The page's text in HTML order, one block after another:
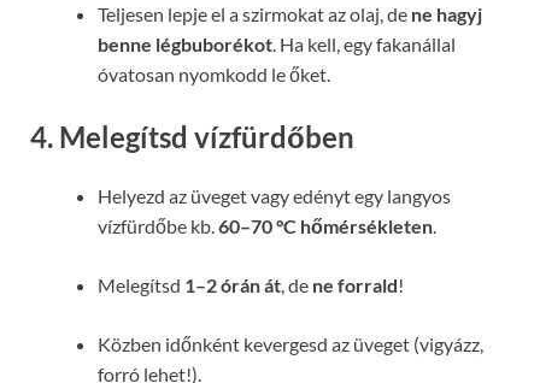
Teljesen lepje el a szirmokat az olaj, de ne hagyj
benne légbuborékot. Ha kell, egy fakanállal
óvatosan nyomkodd le őket.
4. Melegítsd vízfürdőben
Helyezd az üveget vagy edényt egy langyos
vízfürdőbe kb.60–70 °C hőmérsékleten.
Melegítsd 1–2 órán át, de ne forrald!
Közben időnként kevergesd az üveget (vigyázz,
forró lehet!).